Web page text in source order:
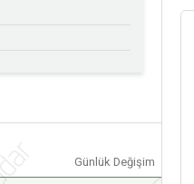
Günlük Değişim